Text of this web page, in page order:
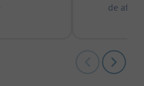
de